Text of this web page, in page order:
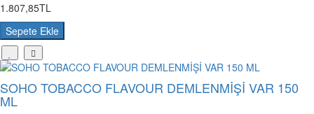
1.807,85TL
Sepete Ekle
SOHO TOBACCO FLAVOUR DEMLENMİŞİ VAR 150
ML